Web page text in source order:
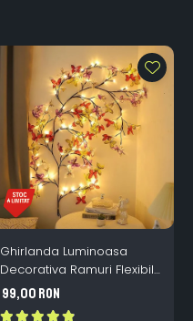
Ghirlanda Luminoasa
Decorativa Ramuri Flexibile
1.6m 72 LED USB
Telecomanda
99,00 RON